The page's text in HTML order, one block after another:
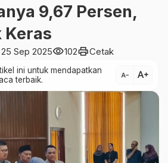
9,67 Persen,
Keras
Sep 2025visibility102printCetak
ini untuk mendapatkan
terbaik.
text_decrease text_increase